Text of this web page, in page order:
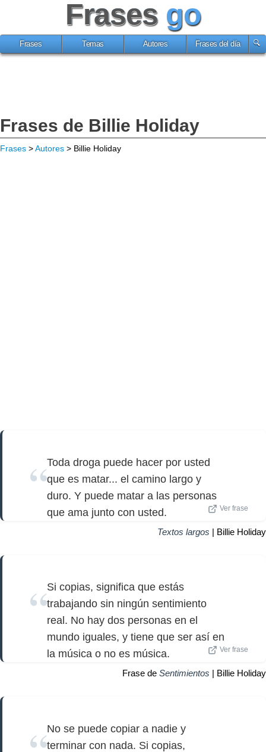
Frases go
Frases Temas Autores Frases del día
Frases de Billie Holiday
Frases >Autores > Billie Holiday
Toda droga puede hacer por usted
que es matar... el camino largo y
duro. Y puede matar a las personas
que ama junto con usted.
Ver frase
Textos largos | Billie Holiday
Si copias, significa que estás
trabajando sin ningún sentimiento
real. No hay dos personas en el
mundo iguales, y tiene que ser así en
la música o no es música.
Ver frase
Frase de Sentimientos | Billie Holiday
No se puede copiar a nadie y
terminar con nada. Si copias,